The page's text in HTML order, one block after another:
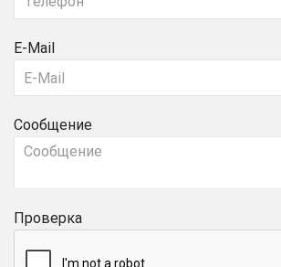
E-Mail
Сообщение
Проверка